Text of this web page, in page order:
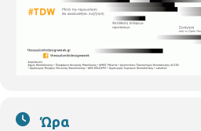
Ώρα